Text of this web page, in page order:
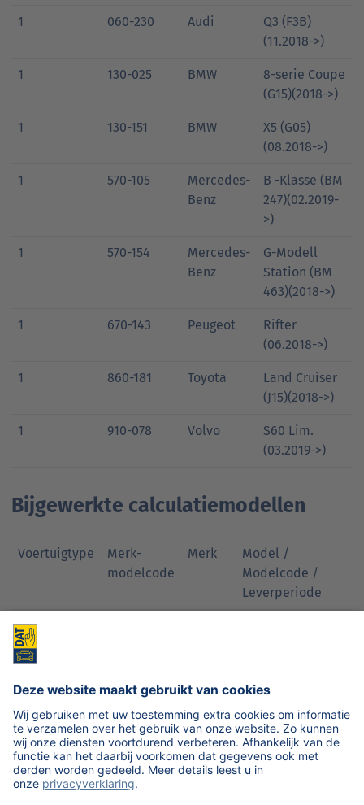
1 060-230 Audi
Q3 (F3B)
(11.2018->)
1 130-025 BMW
8-serie Coupe
(G15)(2018->)
1 130-151 BMW
X5 (G05)
(08.2018->)
1 570-105
Mercedes-
Benz
B -Klasse (BM
247)(02.2019-
>)
1 570-154
Mercedes-
Benz
G-Modell
Station (BM
463)(2018->)
1 670-143 Peugeot
Rifter
(06.2018->)
1 860-181 Toyota
Land Cruiser
(J15)(2018->)
1 910-078 Volvo
S60 Lim.
(03.2019->)
Bijgewerkte calculatiemodellen
Voertuigtype
Merk-
modelcode
Merk
Model /
Modelcode /
Leverperiode
1
(10.2014->)
1 060-148 Audi
TT Roadster (FV9)
(10.2014->)
1 910-057